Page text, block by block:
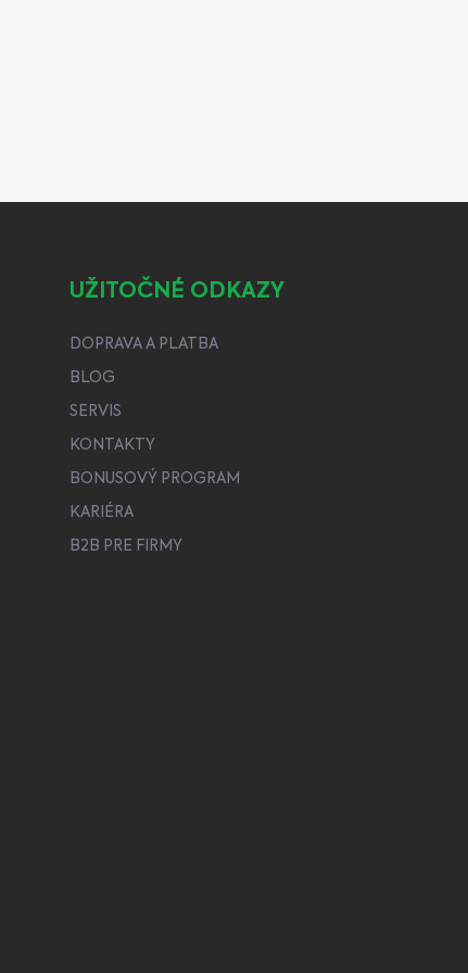
UŽITOČNÉ ODKAZY
DOPRAVA A PLATBA
BLOG
SERVIS
KONTAKTY
BONUSOVÝ PROGRAM
KARIÉRA
B2B PRE FIRMY